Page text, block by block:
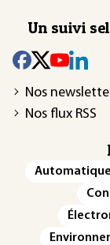
Un suivi
Nos
Nos flux RSS